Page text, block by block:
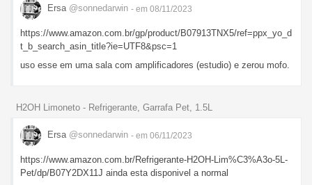
Ersa @sonnedarwin - em 08/11/2023
https://www.amazon.com.br/gp/product/B07913TNX5/ref=ppx_yo_d
t_b_search_asin_title?ie=UTF8&psc=1
uso esse em uma sala com amplificadores (estudio) e zerou mofo.
H2OH Limoneto - Refrigerante, Garrafa Pet, 1.5L
Ersa @sonnedarwin - em 06/11/2023
https://www.amazon.com.br/Refrigerante-H2OH-Lim%C3%A3o-5L-
Pet/dp/B07Y2DX11J ainda esta disponivel a normal